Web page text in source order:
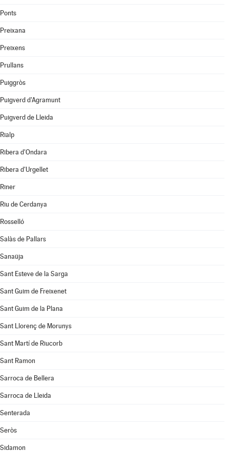
Ponts
Preixana
Preixens
Prullans
Puiggròs
Puigverd d'Agramunt
Puigverd de Lleida
Rialp
Ribera d'Ondara
Ribera d'Urgellet
Riner
Riu de Cerdanya
Rosselló
Salàs de Pallars
Sanaüja
Sant Esteve de la Sarga
Sant Guim de Freixenet
Sant Guim de la Plana
Sant Llorenç de Morunys
Sant Martí de Riucorb
Sant Ramon
Sarroca de Bellera
Sarroca de Lleida
Senterada
Seròs
Sidamon